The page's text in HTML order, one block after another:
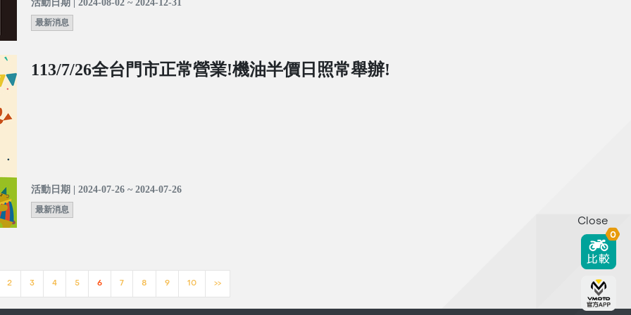
活動日期 | 2024-08-02 ~ 2024-12-31
最新消息
113/7/26全台門市正常營業!機油半價日照常舉辦!
活動日期 | 2024-07-26 ~ 2024-07-26
最新消息
2 3 4 5 6 7 8 9 10 >>
Close
0